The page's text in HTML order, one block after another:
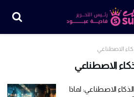
الاصطناعي
الاصطناعي
الاصطناعي: لماذا